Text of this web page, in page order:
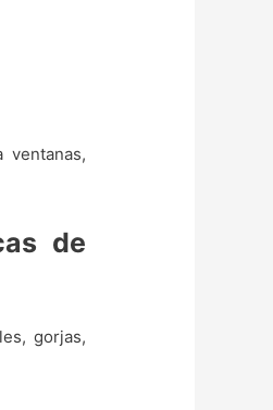
ventanas,
de
gorjas,